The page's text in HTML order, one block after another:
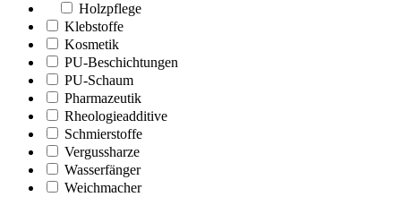
Holzpflege
Klebstoffe
Kosmetik
PU-Beschichtungen
PU-Schaum
Pharmazeutik
Rheologieadditive
Schmierstoffe
Vergussharze
Wasserfänger
Weichmacher